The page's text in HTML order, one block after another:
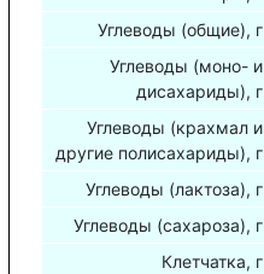
Углеводы (общие), г
Углеводы (моно- и
дисахариды), г
Углеводы (крахмал и
другие полисахариды), г
Углеводы (лактоза), г
Углеводы (сахароза), г
Клетчатка, г